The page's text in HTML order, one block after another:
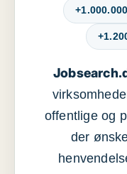
offentlige og
der